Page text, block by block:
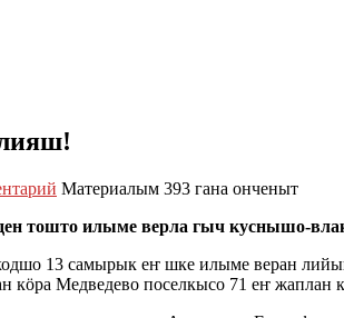
Материалым 393 гана онченыт
тошто илыме верла гыч куснышо-
13 самырык еҥ шке илыме веран
кӧра Медведево поселкысо 71 еҥ